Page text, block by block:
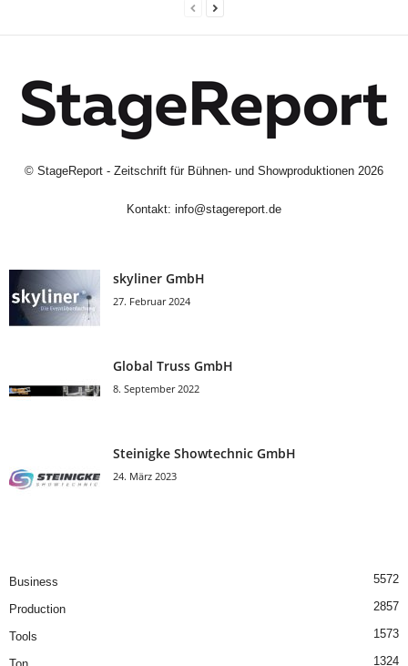
© StageReport - Zeitschrift für Bühnen- und Showproduktionen 2026
Kontakt: info@stagereport.de
skyliner GmbH
27. Februar 2024
Global Truss GmbH
8. September 2022
Steinigke Showtechnic GmbH
24. März 2023
Business 5572
Production 2857
Tools 1573
1324